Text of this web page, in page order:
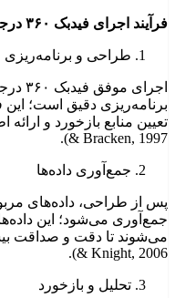
فرآیند اجرای فیدبک ۳۶۰ درجه
طراحی و برنامه‌ریزی
برنامه‌ریزی دقیق است؛ این
& Bracken, 1997).
جمع‌آوری داده‌ها
پس از طراحی، داده‌های
جمع‌آوری می‌شود؛ این
& Knight, 2006).
تحلیل و بازخورد